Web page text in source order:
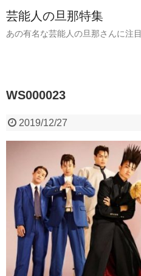
芸能人の旦那特集
あの有名な芸能人の旦那さんに注目
WS000023
2019/12/27